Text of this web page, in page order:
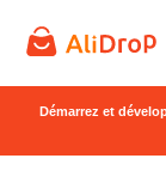
Démarrez et